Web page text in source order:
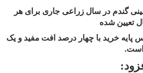
گندم در سال زراعی جاری برای هر
تعیین شده
پایه خرید با چهار درصد افت مفید و یک
است.